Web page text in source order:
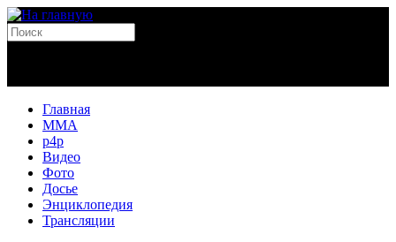
Главная
MMA
p4p
Видео
Фото
Досье
Энциклопедия
Трансляции